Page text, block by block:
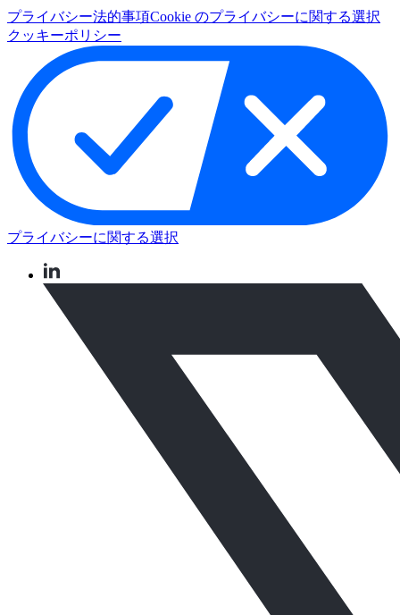
プライバシー法的事項Cookie のプライバシーに関する選択
クッキーポリシー
プライバシーに関する選択